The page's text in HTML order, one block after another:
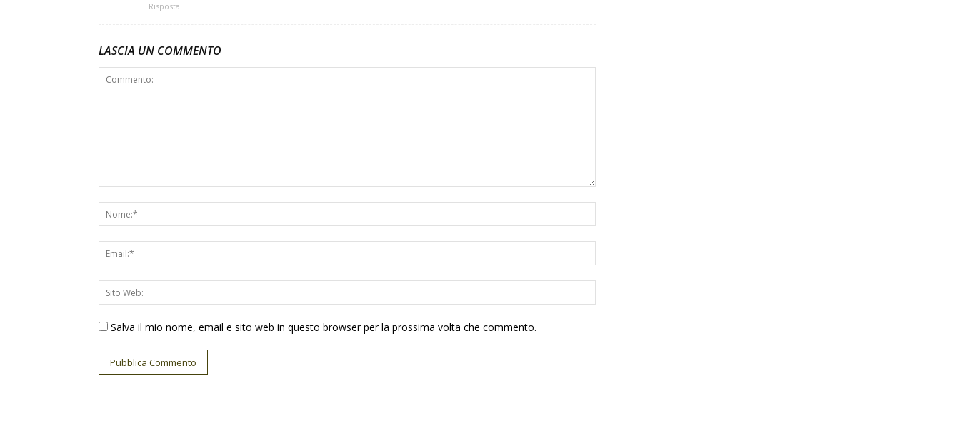
Risposta
LASCIA UN COMMENTO
Salva il mio nome, email e sito web in questo browser per la prossima volta che commento.